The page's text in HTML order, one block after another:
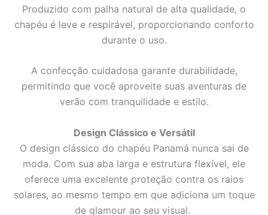
Produzido com palha natural de alta qualidade, o
chapéu é leve e respirável, proporcionando conforto
durante o uso.
A confecção cuidadosa garante durabilidade,
permitindo que você aproveite suas aventuras de
verão com tranquilidade e estilo.
Design Clássico e Versátil
O design clássico do chapéu Panamá nunca sai de
moda. Com sua aba larga e estrutura flexível, ele
oferece uma excelente proteção contra os raios
solares, ao mesmo tempo em que adiciona um toque
de glamour ao seu visual.